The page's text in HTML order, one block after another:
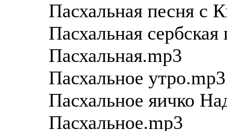
Пасхальная песня с
Пасхальная
Пасхальная.mp3
Пасхальное утро.mp3
Пасхальное яичко
Пасхальное.mp3